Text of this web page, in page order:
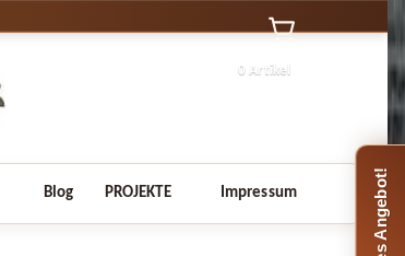
0 Artikel
Blog PROJEKTE Impressum